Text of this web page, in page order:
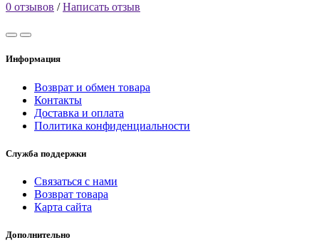
0 отзывов /Написать отзыв
Информация
Возврат и обмен товара
Контакты
Доставка и оплата
Политика конфиденциальности
Служба поддержки
Связаться с нами
Возврат товара
Карта сайта
Дополнительно